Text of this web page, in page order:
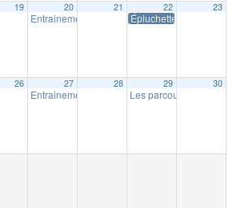
18:30
19 20
Entrainement extérieur à Shawinigan
21 22
Épluchette Milpat
23
18:30
26 27
Entrainement extérieur à Shawinigan
28 29
Les parcours Milpat
30